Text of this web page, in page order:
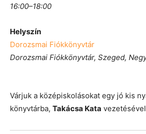
16:00–18:00
Helyszín
Dorozsmai Fiókkönyvtár
Dorozsmai Fiókkönyvtár, Szeged,
Várjuk a középiskolásokat egy jó kis
könyvtárba, Takácsa Kata vezetésével